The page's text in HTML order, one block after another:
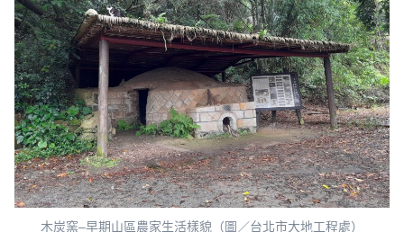
木炭窯–早期山區農家生活樣貌（圖／台北市大地工程處）